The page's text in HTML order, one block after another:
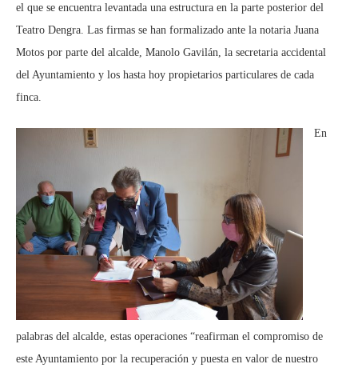
el que se encuentra levantada una estructura en la parte posterior del
Teatro Dengra. Las firmas se han formalizado ante la notaria Juana
Motos por parte del alcalde, Manolo Gavilán, la secretaria accidental
del Ayuntamiento y los hasta hoy propietarios particulares de cada
finca.
En
palabras del alcalde, estas operaciones “reafirman el compromiso de
este Ayuntamiento por la recuperación y puesta en valor de nuestro